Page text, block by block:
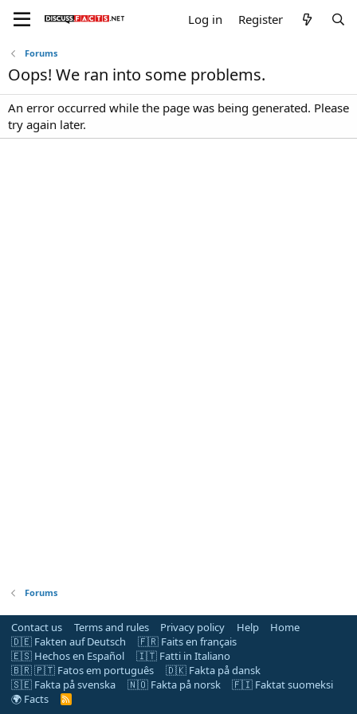
Log in Register
Forums
Oops! We ran into some problems.
An error occurred while the page was being generated. Please
try again later.
Forums
Contact us Terms and rules Privacy policy Help
Home
🇩🇪 Fakten auf Deutsch
🇫🇷 Faits en français
🇪🇸 Hechos en Español
🇮🇹 Fatti in Italiano
🇧🇷 🇵🇹 Fatos em português
🇩🇰 Fakta på dansk
🇸🇪 Fakta på svenska
🇳🇴 Fakta på norsk
🇫🇮 Faktat suomeksi
🌍 Facts
R